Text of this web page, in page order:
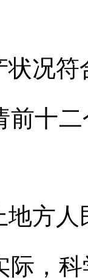
状况
前十
地方
际，